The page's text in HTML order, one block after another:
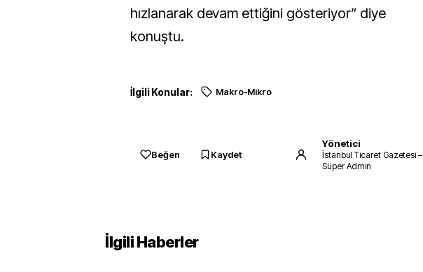
hızlanarak devam ettiğini gösteriyor” diye
konuştu.
İlgili Konular: Makro-Mikro
Beğen Kaydet
Yönetici
İstanbul Ticaret Gazetesi –
Süper Admin
İlgili Haberler